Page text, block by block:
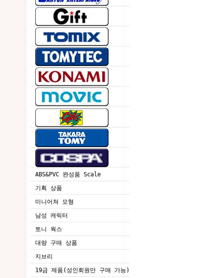
ABS&PVC 완성품 Scale
기획 상품
미니어쳐 모형
남성 캐릭터
토니 웍스
대량 구매 상품
지브리
19금 제품(성인회원만 구매 가능)